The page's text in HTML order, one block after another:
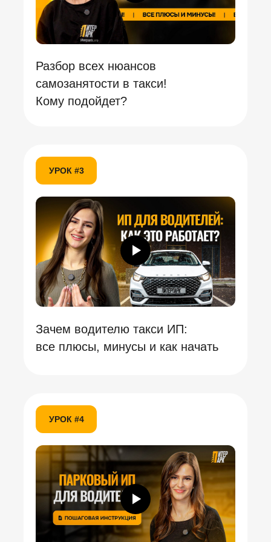
Разбор всех нюансов
самозанятости в такси!
Кому подойдет?
УРОК #4
УРОК #3
Зачем водителю такси ИП:
все плюсы, минусы и как начать